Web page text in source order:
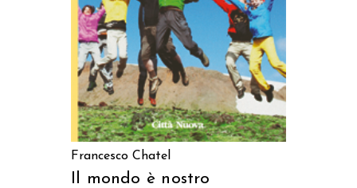
Francesco Chatel
Il mondo è nostro